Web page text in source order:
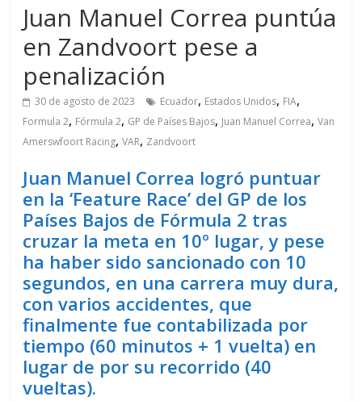
Juan Manuel Correa puntúa
en Zandvoort pese a
penalización
30 de agosto de 2023 Ecuador, Estados Unidos, FIA,
Formula 2, Fórmula 2, GP de Países Bajos, Juan Manuel Correa,Van
Amerswfoort Racing,VAR, Zandvoort
Juan Manuel Correa logró puntuar
en la ‘Feature Race’ del GP de los
Países Bajos de Fórmula 2 tras
cruzar la meta en 10º lugar, y pese
ha haber sido sancionado con 10
segundos, en una carrera muy dura,
con varios accidentes, que
finalmente fue contabilizada por
tiempo (60 minutos + 1 vuelta) en
lugar de por su recorrido (40
vueltas).